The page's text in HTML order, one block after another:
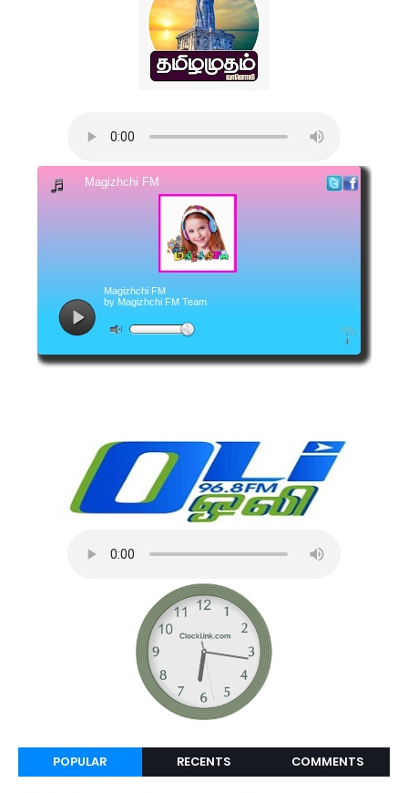
POPULAR RECENTS COMMENTS